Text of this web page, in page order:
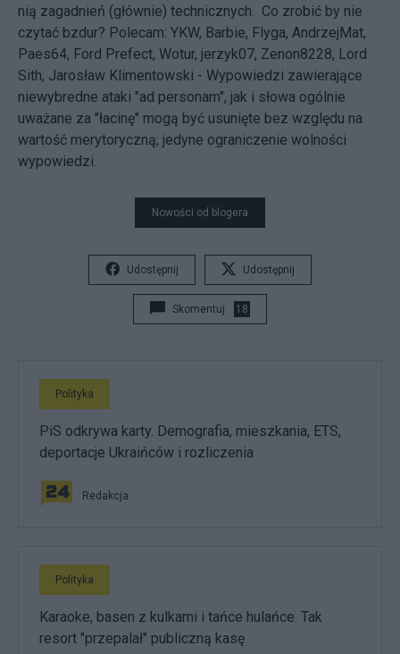
nią zagadnień (głównie) technicznych. Co zrobić by nie
czytać bzdur? Polecam: YKW, Barbie, Flyga, AndrzejMat,
Paes64, Ford Prefect, Wotur, jerzyk07, Zenon8228, Lord
Sith, Jarosław Klimentowski - Wypowiedzi zawierające
niewybredne ataki "ad personam", jak i słowa ogólnie
uważane za "łacinę" mogą być usunięte bez względu na
wartość merytoryczną; jedyne ograniczenie wolności
wypowiedzi.
Nowości od blogera
Udostępnij Udostępnij
Skomentuj 18
Polityka
PiS odkrywa karty. Demografia, mieszkania, ETS,
deportacje Ukraińców i rozliczenia
Redakcja
Polityka
Karaoke, basen z kulkami i tańce hulańce. Tak
resort "przepalał" publiczną kasę